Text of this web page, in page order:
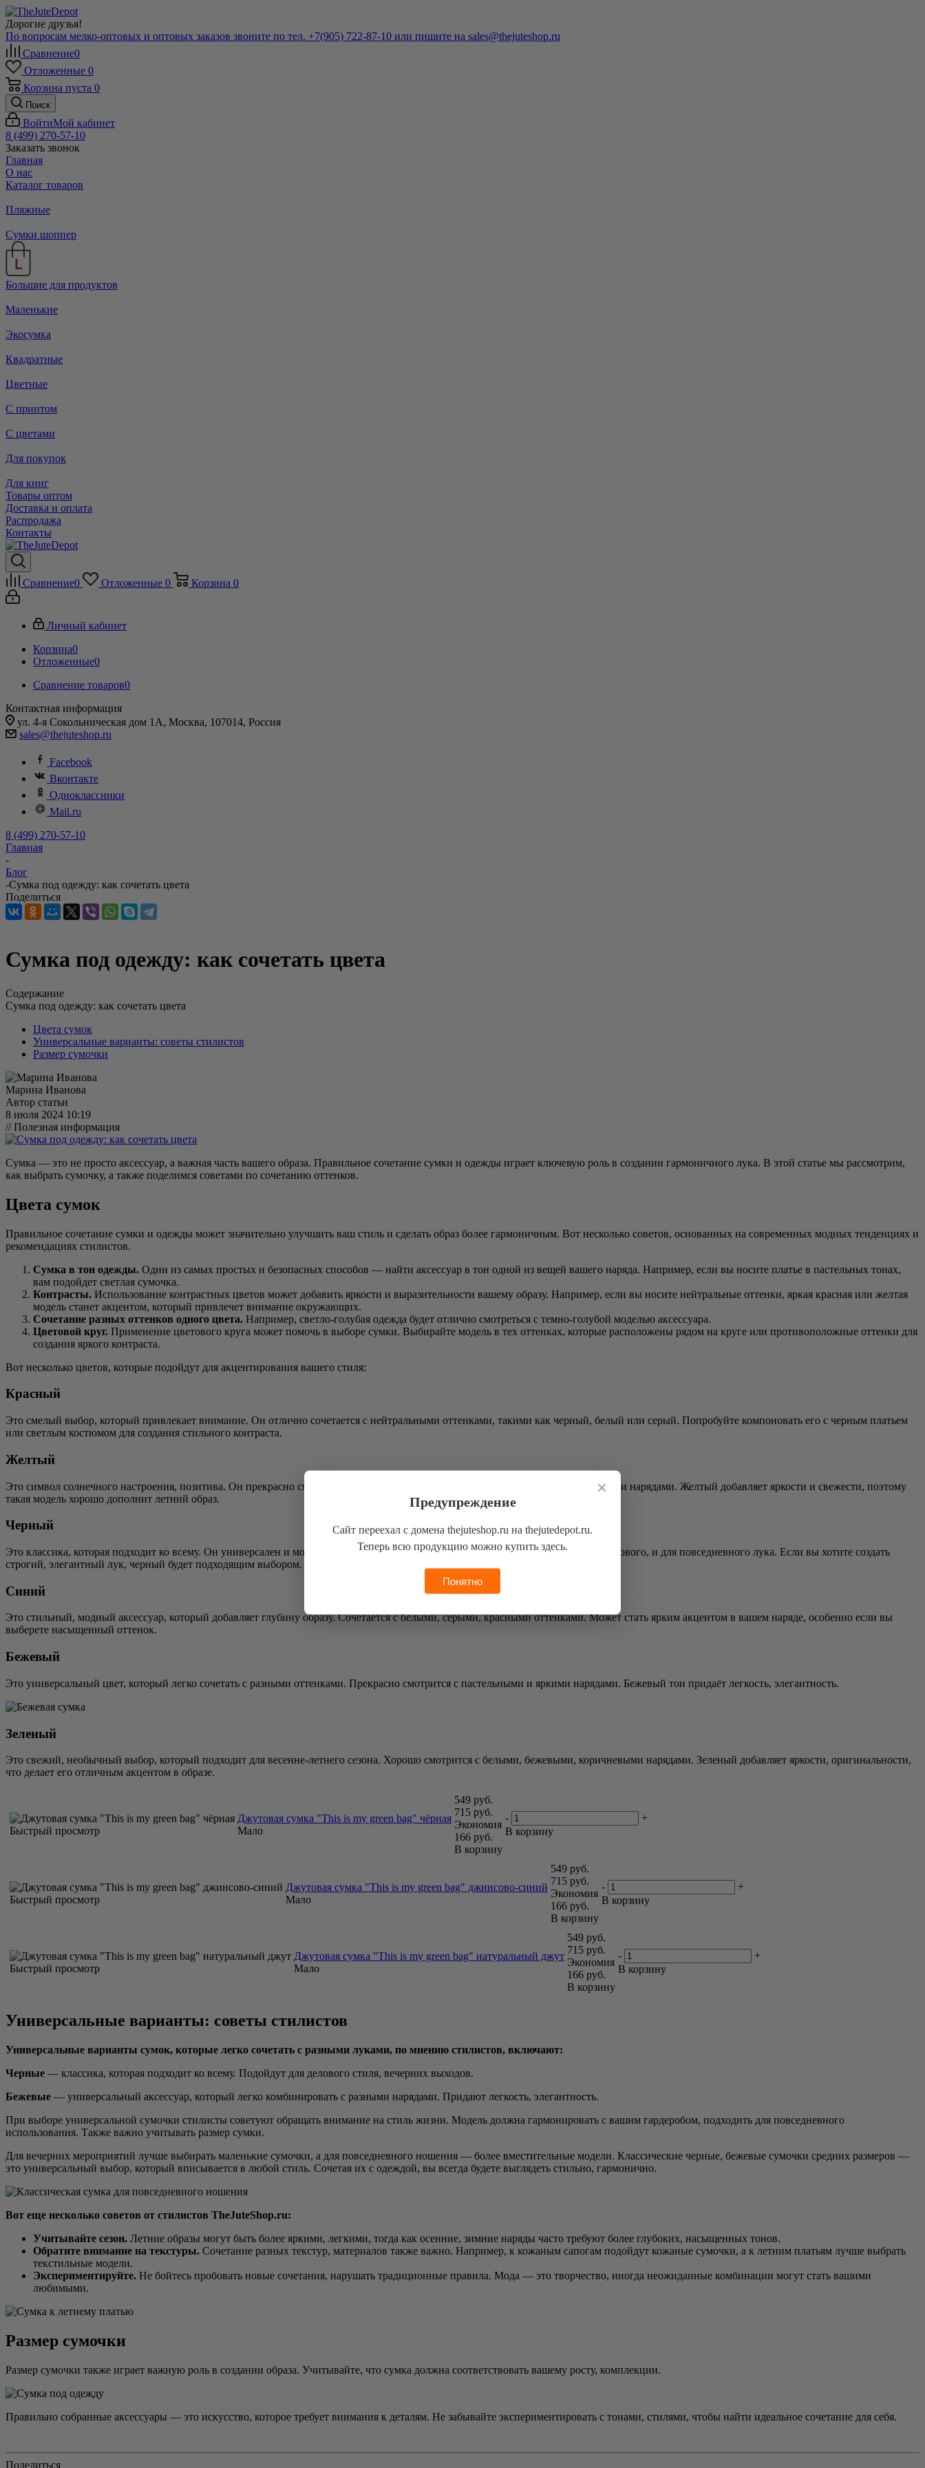
Дорогие друзья!
По вопросам мелко-оптовых и оптовых заказов звоните по тел. +7(905) 722-87-10 или пишите на sales@thejuteshop.ru
Сравнение0
Отложенные 0
Корзина пуста 0
Поиск
ВойтиМой кабинет
8 (499) 270-57-10
Заказать звонок
Главная
О нас
Каталог товаров
Пляжные
Сумки шоппер
Большие для продуктов
Маленькие
Экосумка
Квадратные
Цветные
С принтом
С цветами
Для покупок
Для книг
Товары оптом
Доставка и оплата
Распродажа
Контакты
Сравнение0 Отложенные 0 Корзина 0
Личный кабинет
Корзина0
Отложенные0
Сравнение товаров0
Контактная информация
ул. 4-я Сокольническая дом 1А, Москва, 107014, Россия
sales@thejuteshop.ru
Facebook
Вконтакте
Одноклассники
Mail.ru
8 (499) 270-57-10
Главная
-
Блог
-Сумка под одежду: как сочетать цвета
Поделиться
Сумка под одежду: как сочетать цвета
Содержание
Сумка под одежду: как сочетать цвета
Цвета сумок
Универсальные варианты: советы стилистов
Размер сумочки
Марина Иванова
Автор статьи
8 июля 2024 10:19
// Полезная информация
Сумка — это не просто аксессуар, а важная часть вашего образа. Правильное сочетание сумки и одежды играет ключевую роль в создании гармоничного лука. В этой статье мы рассмотрим,
как выбрать сумочку, а также поделимся советами по сочетанию оттенков.
Цвета сумок
Правильное сочетание сумки и одежды может значительно улучшить ваш стиль и сделать образ более гармоничным. Вот несколько советов, основанных на современных модных тенденциях и
рекомендациях стилистов.
Сумка в тон одежды. Один из самых простых и безопасных способов — найти аксессуар в тон одной из вещей вашего наряда. Например, если вы носите платье в пастельных тонах,
вам подойдет светлая сумочка.
Контрасты. Использование контрастных цветов может добавить яркости и выразительности вашему образу. Например, если вы носите нейтральные оттенки, яркая красная или желтая
модель станет акцентом, который привлечет внимание окружающих.
Сочетание разных оттенков одного цвета. Например, светло-голубая одежда будет отлично смотреться с темно-голубой моделью аксессуара.
Цветовой круг. Применение цветового круга может помочь в выборе сумки. Выбирайте модель в тех оттенках, которые расположены рядом на круге или противоположные оттенки для
создания яркого контраста.
Вот несколько цветов, которые подойдут для акцентирования вашего стиля:
Красный
Это смелый выбор, который привлекает внимание. Он отлично сочетается с нейтральными оттенками, такими как черный, белый или серый. Попробуйте компоновать его с черным платьем
или светлым костюмом для создания стильного контраста.
Желтый
Это символ солнечного настроения, позитива. Он прекрасно смотрится с одеждой в пастельных тонах, а также с белыми и серыми нарядами. Желтый добавляет яркости и свежести, поэтому
такая модель хорошо дополнит летний образ.
Черный
Это классика, которая подходит ко всему. Он универсален и может сочетаться с любыми оттенками, стилями. Подойдет и для делового, и для повседневного лука. Если вы хотите создать
строгий, элегантный лук, черный будет подходящим выбором.
Синий
Это стильный, модный аксессуар, который добавляет глубину образу. Сочетается с белыми, серыми, красными оттенками. Может стать ярким акцентом в вашем наряде, особенно если вы
выберете насыщенный оттенок.
Бежевый
Это универсальный цвет, который легко сочетать с разными оттенками. Прекрасно смотрится с пастельными и яркими нарядами. Бежевый тон придаёт легкость, элегантность.
Зеленый
Это свежий, необычный выбор, который подходит для весенне-летнего сезона. Хорошо смотрится с белыми, бежевыми, коричневыми нарядами. Зеленый добавляет яркости, оригинальности,
что делает его отличным акцентом в образе.
Быстрый просмотр
Джутовая сумка "This is my green bag" чёрная
Мало
549 руб.
715 руб.
Экономия
166 руб.
В корзину
-
+
В корзину
Быстрый просмотр
Джутовая сумка "This is my green bag" джинсово-синий
Мало
549 руб.
715 руб.
Экономия
166 руб.
В корзину
-
+
В корзину
Быстрый просмотр
Джутовая сумка "This is my green bag" натуральный джут
Мало
549 руб.
715 руб.
Экономия
166 руб.
В корзину
-
+
В корзину
Универсальные варианты: советы стилистов
Универсальные варианты сумок, которые легко сочетать с разными луками, по мнению стилистов, включают:
Черные — классика, которая подходит ко всему. Подойдут для делового стиля, вечерних выходов.
Бежевые — универсальный аксессуар, который легко комбинировать с разными нарядами. Придают легкость, элегантность.
При выборе универсальной сумочки стилисты советуют обращать внимание на стиль жизни. Модель должна гармонировать с вашим гардеробом, подходить для повседневного
использования. Также важно учитывать размер сумки.
Для вечерних мероприятий лучше выбирать маленькие сумочки, а для повседневного ношения — более вместительные модели. Классические черные, бежевые сумочки средних размеров —
это универсальный выбор, который вписывается в любой стиль. Сочетая их с одеждой, вы всегда будете выглядеть стильно, гармонично.
Вот еще несколько советов от стилистов TheJuteShop.ru:
Учитывайте сезон. Летние образы могут быть более яркими, легкими, тогда как осенние, зимние наряды часто требуют более глубоких, насыщенных тонов.
Обратите внимание на текстуры. Сочетание разных текстур, материалов также важно. Например, к кожаным сапогам подойдут кожаные сумочки, а к летним платьям лучше выбрать
текстильные модели.
Экспериментируйте. Не бойтесь пробовать новые сочетания, нарушать традиционные правила. Мода — это творчество, иногда неожиданные комбинации могут стать вашими
любимыми.
Размер сумочки
Размер сумочки также играет важную роль в создании образа. Учитывайте, что сумка должна соответствовать вашему росту, комплекции.
Правильно собранные аксессуары — это искусство, которое требует внимания к деталям. Не забывайте экспериментировать с тонами, стилями, чтобы найти идеальное сочетание для себя.
Поделиться
×
Предупреждение
Сайт переехал с домена thejuteshop.ru на thejutedepot.ru.
Теперь всю продукцию можно купить здесь.
Понятно